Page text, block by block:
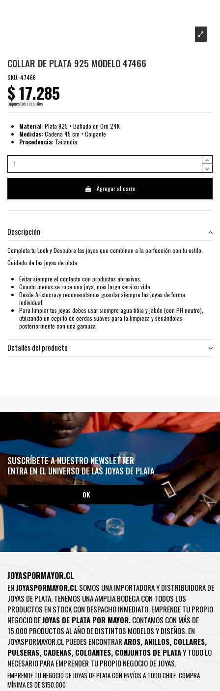
COLLAR DE PLATA 925 MODELO 47466
SKU: 47466
$ 17.285
Impuestos incluidos
Material: Plata 925 + Bañado en Oro 24K
Medidas: Cadena 45 cm + Colgante
Procedencia: Tailandia
Agregar al carro
Descripción
Completa tu Look y Descubre las joyas que combinan a la perfección con tu estilo.
Cuidado de las joyas de plata
Evitar siempre el contacto con productos abrasivos.
Cuanto menos se roce una joya, más larga será su vida.
Desde Aristocrazy recomendamos guardar siempre las joyas de forma
individual.
Para limpiar tus joyas debes usar siempre agua tibia y jabón (con PH neutro),
utilizando un cepillo de cerdas suaves para la limpieza y secándolas
posteriormente con una gamuza
Detalles del producto
SUSCRÍBETE A NUESTRO NEWSLETTER
ENTRA EN EL UNIVERSO DE LAS JOYAS DE PLATA
JOYASPORMAYOR.CL
ENJOYASPORMAYOR.CLSOMOS UNA IMPORTADORA Y DISTRIBUIDORA DE
JOYAS DE PLATA. TENEMOS UNA AMPLIA BODEGA CON TODOS LOS
PRODUCTOS EN STOCK CON DESPACHO INMEDIATO. EMPRENDE TU PROPIO
NEGOCIO DEJOYAS DE PLATA POR MAYOR.CONTAMOS CON MÁS DE
15.000 PRODUCTOS AL AÑO DE DISTINTOS MODELOS Y DISEÑOS. EN
JOYASPORMAYOR.CL PUEDES ENCONTRARAROS,ANILLOS, COLLARES,
PULSERAS, CADENAS, COLGANTES, CONJUNTOS DE PLATAY TODO LO
NECESARIO PARA EMPRENDER TU PROPIO NEGOCIO DE JOYAS.
EMPRENDE TU NEGOCIO DE JOYAS DE PLATA CON ENVÍOS A TODO CHILE. COMPRA
MÍNIMA ES DE $150.000